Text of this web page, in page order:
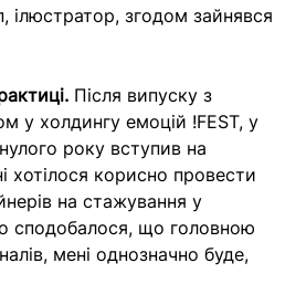
ілюстратор, згодом зайнявся
Після випуску з
у холдингу емоцій !FEST, у
року вступив на
корисно провести
на стажування у
сподобалося, що головною
мені однозначно буде,